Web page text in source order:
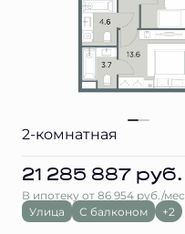
2-комнатная
21 285 887 руб.
В ипотеку от 86 954 руб./мес.
Улица
С балконом +2